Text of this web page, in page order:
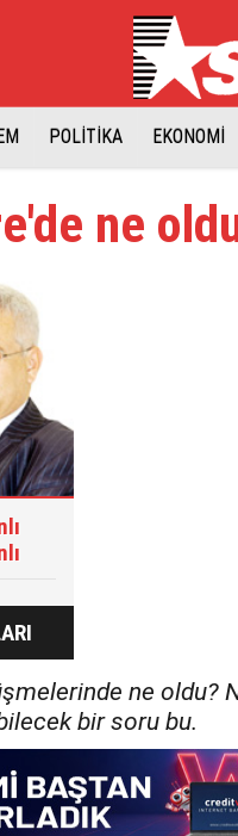
POLİTİKA EKONOMİ
ne
ne oldu?
bir soru bu.